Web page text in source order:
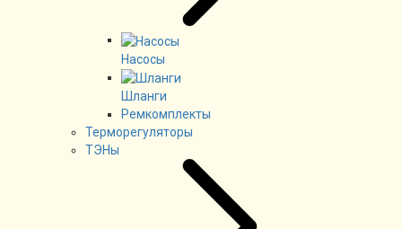
Насосы
Шланги
Ремкомплекты
Терморегуляторы
ТЭНы